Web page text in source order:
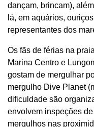
dançam, brincam),
lá, em aquários,
representantes dos
Os fãs de férias na
Marina Centro e
gostam de mergulhar
mergulho Dive Planet
dificuldade são
envolvem inspeções
mergulhos nas